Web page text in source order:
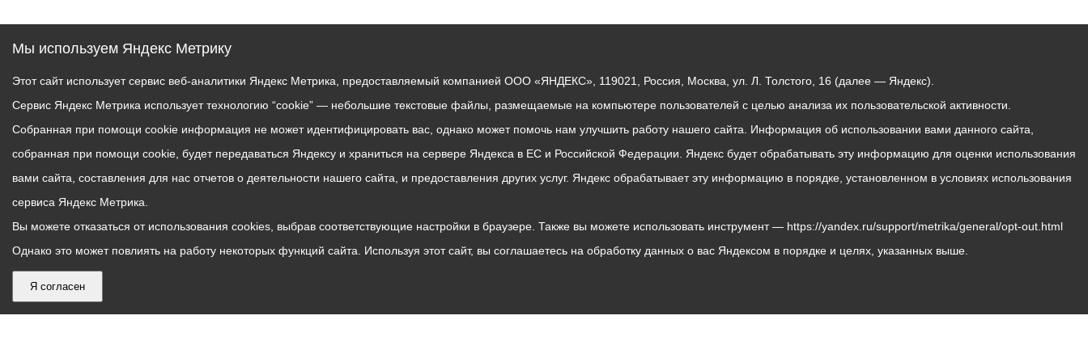
Мы используем Яндекс Метрику
Этот сайт использует сервис веб-аналитики Яндекс Метрика, предоставляемый компанией ООО «ЯНДЕКС», 119021, Россия, Москва, ул. Л. Толстого, 16 (далее — Яндекс).
Сервис Яндекс Метрика использует технологию “cookie” — небольшие текстовые файлы, размещаемые на компьютере пользователей с целью анализа их пользовательской активности.
Собранная при помощи cookie информация не может идентифицировать вас, однако может помочь нам улучшить работу нашего сайта. Информация об использовании вами данного сайта,
собранная при помощи cookie, будет передаваться Яндексу и храниться на сервере Яндекса в ЕС и Российской Федерации. Яндекс будет обрабатывать эту информацию для оценки использования
вами сайта, составления для нас отчетов о деятельности нашего сайта, и предоставления других услуг. Яндекс обрабатывает эту информацию в порядке, установленном в условиях использования
сервиса Яндекс Метрика.
Вы можете отказаться от использования cookies, выбрав соответствующие настройки в браузере. Также вы можете использовать инструмент — https://yandex.ru/support/metrika/general/opt-out.html
Однако это может повлиять на работу некоторых функций сайта. Используя этот сайт, вы соглашаетесь на обработку данных о вас Яндексом в порядке и целях, указанных выше.
Я согласен